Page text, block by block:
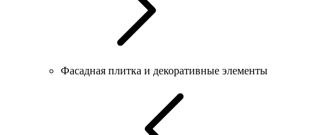
Фасадная плитка и декоративные элементы